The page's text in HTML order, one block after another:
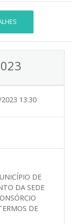
13:30
DE
DA SEDE
DE